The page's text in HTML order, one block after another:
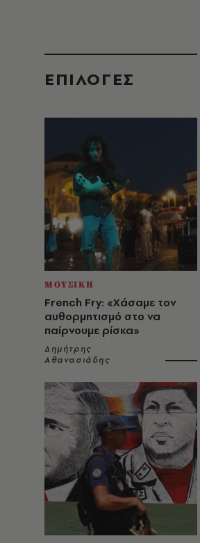
EΠΙΛΟΓΈΣ
ΜΟΥΣΙΚΗ
French Fry: «Χάσαμε τον
αυθορμητισμό στο να
παίρνουμε ρίσκα»
Δημήτρης
Αθανασιάδης